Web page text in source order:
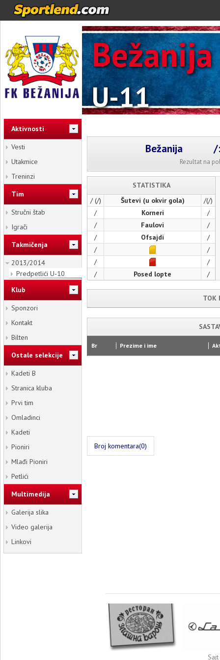
Bežanija
U-11
Aktivnosti
Vesti
Utakmice
Treninzi
Tim
Stručni štab
Igrači
Takmičenja
2013/2014
Predpetlići U-10
Klub
Sponzori
Kontakt
Bilten
Ostale selekcije
Kadeti B
Stranica kluba
Prvi tim
Omladinci
Kadeti
Pioniri
Mlađi Pioniri
Petlići
Multimedija
Galerija slika
Video galerija
Linkovi
Bežanija /
Rezultat na
STATISTIKA
/ (/)
Šutevi (u okvir gola)
/(/)
/
Korneri
/
/
Faulovi
/
/
Ofsajdi
/
/
/
/
/
/
Posed lopte /
TOK
Br Prezime i ime
Broj komentara(0)